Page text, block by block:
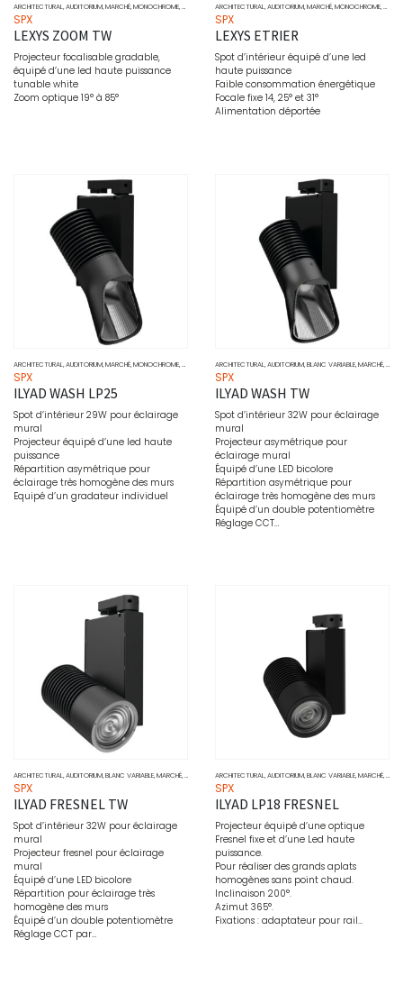
ARCHITECTURAL,AUDITORIUM,MARCHÉ,MONOCHROME,MUSÉO PONCTUEL,PROJECTEURS,SOURCE
SPX
LEXYS ZOOM TW
Projecteur focalisable gradable,
équipé d’une led haute puissance
tunable white
Zoom optique 19° à 85°
ARCHITECTURAL,AUDITORIUM,MARCHÉ,MONOCHROME,MUSÉO
SPX
LEXYS ETRIER
Spot d’intérieur équipé d’une led
haute puissance
Faible consommation énergétique
Focale fixe 14, 25° et 31°
Alimentation déportée
ARCHITECTURAL,AUDITORIUM,MARCHÉ,MONOCHROME,MUSÉO PONCTUEL,PROJECTEURS,SOURCE,WALL WASHER
SPX
ILYAD WASH LP25
Spot d’intérieur 29W pour éclairage
mural
Projecteur équipé d’une led haute
puissance
Répartition asymétrique pour
éclairage très homogène des murs
Equipé d’un gradateur individuel
ARCHITECTURAL,AUDITORIUM,BLANC VARIABLE,MARCHÉ,
SPX
ILYAD WASH TW
Spot d’intérieur 32W pour éclairage
mural
Projecteur asymétrique pour
éclairage mural
Équipé d’une LED bicolore
Répartition asymétrique pour
éclairage très homogène des murs
Équipé d’un double potentiomètre
Réglage CCT…
ARCHITECTURAL,AUDITORIUM,BLANC VARIABLE,MARCHÉ,MUSÉO PROJECTEURS,SOURCE,WALL WASHER
SPX
ILYAD FRESNEL TW
Spot d’intérieur 32W pour éclairage
mural
Projecteur fresnel pour éclairage
mural
Équipé d’une LED bicolore
Répartition pour éclairage très
homogène des murs
Équipé d’un double potentiomètre
Réglage CCT par…
ARCHITECTURAL,AUDITORIUM,BLANC VARIABLE,MARCHÉ,
SPX
ILYAD LP18 FRESNEL
Projecteur équipé d’une optique
Fresnel fixe et d’une Led haute
puissance.
Pour réaliser des grands aplats
homogènes sans point chaud.
Inclinaison 200°.
Azimut 365°.
Fixations : adaptateur pour rail…